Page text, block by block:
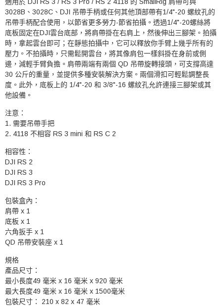
3028B 、3028C、DJI 吊帶手柄或任何其他頂部帶有1/4"-20 螺紋孔的
吊帶手柄配合使用，以節省更多勞力-節省拍攝。透過1/4"-20螺絲將
底板固定在DJI雲台底部，將肩帶掛在右肩上，然後伸出三腳架。 拍攝
時，拿起雲台即可； 在靜態拍攝中，它可以釋放你手臂上幾乎所有的
壓力。 不拍攝時，只需鬆開雲台，將其像肩包一樣斜掛在身前或側
邊，減輕手臂負擔。 肩帶兩端有兩個 QD 吊帶旋轉接頭，可支撐高達
30 公斤的重量，並提供多種安裝解決方案。 兩個滑扣可輕鬆調整長
度。 此外，底板上的 1/4"-20 和 3/8"-16 螺紋孔允許連接三腳架或其
他設備。
注意：
1. 需要吊帶手把
2. 4118 不相容 RS 3 mini 和 RS C 2
相容性：
DJI RS 2
DJI RS 3
DJI RS 3 Pro
包裝盒內：
肩帶 x 1
底板 x 1
六角扳手 x 1
QD 吊帶安裝座 x 1
規格
產品尺寸：
最小長度49 毫米 x 16 毫米 x 920 毫米
最大長度49 毫米 x 16 毫米 x 1500毫米
包裝尺寸：
210 x 82 x 47 毫米